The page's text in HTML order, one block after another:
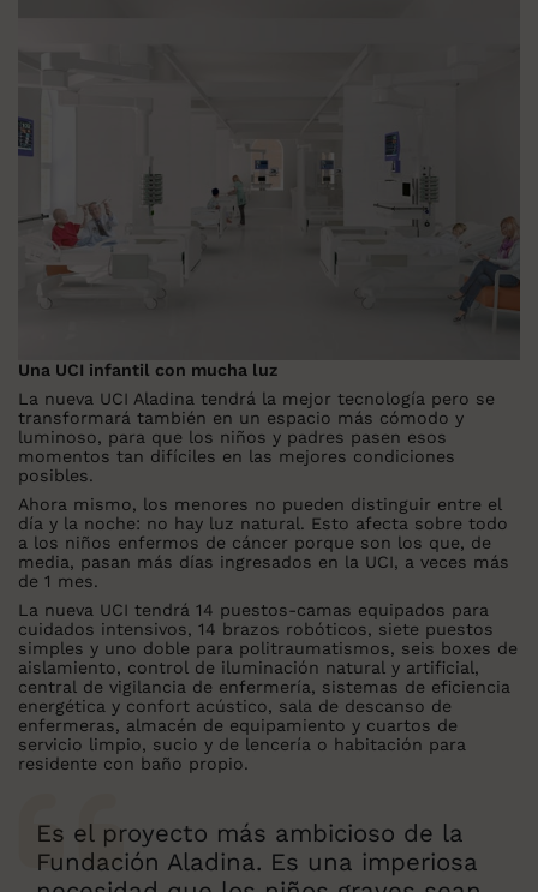
Una UCI infantil con mucha luz
La nueva UCI Aladina tendrá la mejor tecnología pero se
transformará también en un espacio más cómodo y
luminoso, para que los niños y padres pasen esos
momentos tan difíciles en las mejores condiciones
posibles.
Ahora mismo, los menores no pueden distinguir entre el
día y la noche: no hay luz natural. Esto afecta sobre todo
a los niños enfermos de cáncer porque son los que, de
media, pasan más días ingresados en la UCI, a veces más
de 1 mes.
La nueva UCI tendrá 14 puestos-camas equipados para
cuidados intensivos, 14 brazos robóticos, siete puestos
simples y uno doble para politraumatismos, seis boxes de
aislamiento, control de iluminación natural y artificial,
central de vigilancia de enfermería, sistemas de eficiencia
energética y confort acústico, sala de descanso de
enfermeras, almacén de equipamiento y cuartos de
servicio limpio, sucio y de lencería o habitación para
residente con baño propio.
Es el proyecto más ambicioso de la
Fundación Aladina. Es una imperiosa